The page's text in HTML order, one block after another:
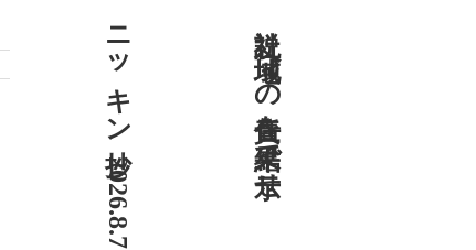
ニッキン抄 2026.8.7 社説 地域への責任を結果で示せ